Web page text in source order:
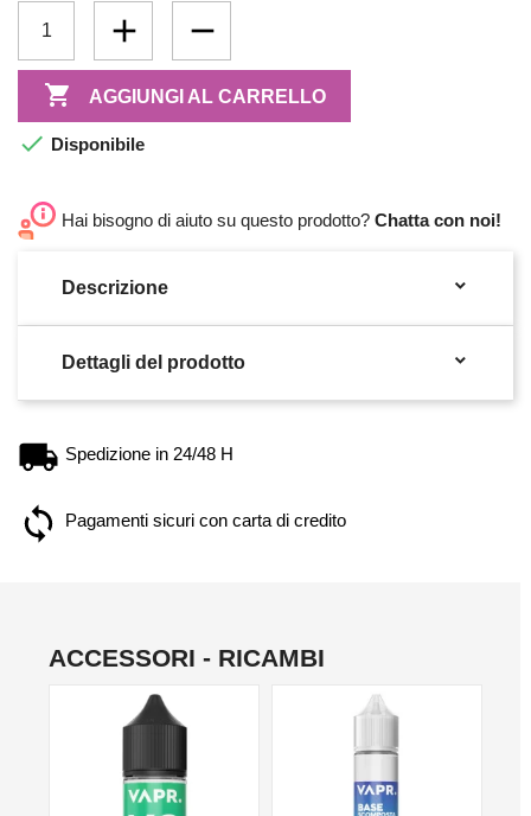
 AGGIUNGI AL CARRELLO
 Disponibile
Hai bisogno di aiuto su questo prodotto? Chatta con noi!
Descrizione 
Dettagli del prodotto 
Spedizione in 24/48 H
Pagamenti sicuri con carta di credito
ACCESSORI - RICAMBI